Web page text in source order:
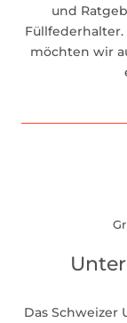
und
möchten wir
Das Schweizer